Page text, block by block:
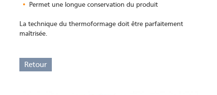
Permet une longue conservation du produit
La technique du thermoformage doit être parfaitement
maîtrisée.
Retour